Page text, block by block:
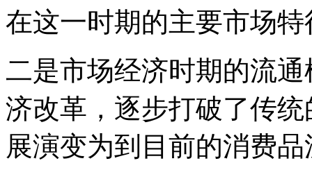
在这一时期的主要市场
二是市场经济时期的流
济改革，逐步打破了传
展演变为到目前的消费